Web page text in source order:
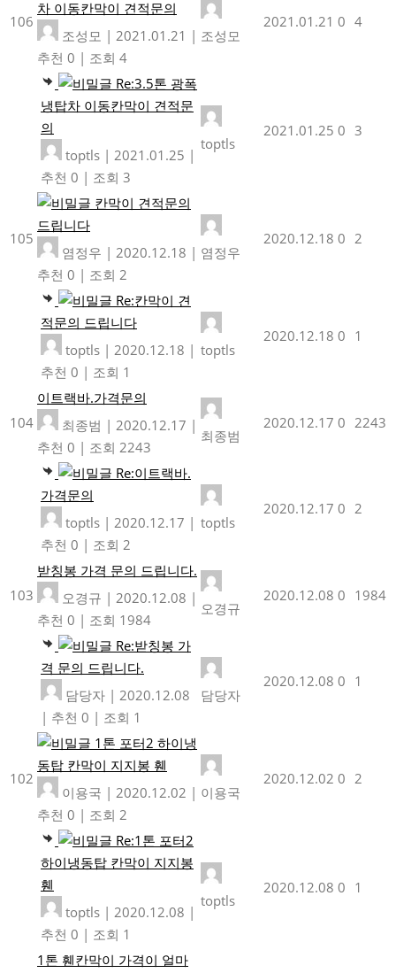
106
차 이동칸막이 견적문의
조성모 | 2021.01.21 |
추천 0 | 조회 4
조성모
2021.01.21 0 4
Re:3.5톤 광폭
냉탑차 이동칸막이 견적문
의
toptls | 2021.01.25 |
추천 0 | 조회 3
toptls
2021.01.25 0 3
105
칸막이 견적문의
드립니다
염정우 | 2020.12.18 |
추천 0 | 조회 2
염정우
2020.12.18 0 2
Re:칸막이 견
적문의 드립니다
toptls | 2020.12.18 |
추천 0 | 조회 1
toptls
2020.12.18 0 1
104
이트랙바.가격문의
최종범 | 2020.12.17 |
추천 0 | 조회 2243
최종범
2020.12.17 0 2243
Re:이트랙바.
가격문의
toptls | 2020.12.17 |
추천 0 | 조회 2
toptls
2020.12.17 0 2
103
받칭봉 가격 문의 드립니다.
오경규 | 2020.12.08 |
추천 0 | 조회 1984
오경규
2020.12.08 0 1984
Re:받칭봉 가
격 문의 드립니다.
담당자 | 2020.12.08
| 추천 0 | 조회 1
담당자
2020.12.08 0 1
102
1톤 포터2 하이냉
동탑 칸막이 지지봉 휀
이용국 | 2020.12.02 |
추천 0 | 조회 2
이용국
2020.12.02 0 2
Re:1톤 포터2
하이냉동탑 칸막이 지지봉
휀
toptls | 2020.12.08 |
추천 0 | 조회 1
toptls
2020.12.08 0 1
1톤 휀칸막이 가격이 얼마